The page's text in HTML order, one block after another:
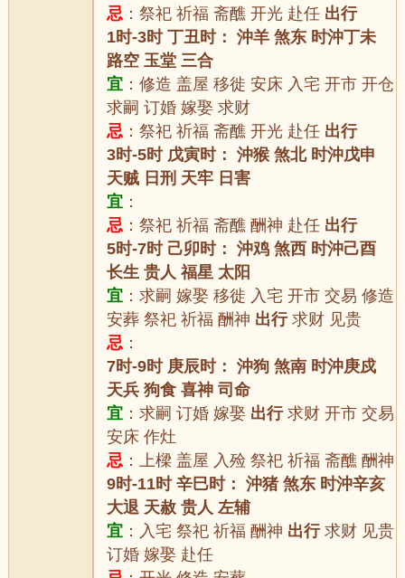
忌 ：祭祀 祈福 斋醮 开光 赴任 出行
1时-3时 丁丑时： 沖羊 煞东 时沖丁未
路空 玉堂 三合
宜 ：修造 盖屋 移徙 安床 入宅 开市 开仓
求嗣 订婚 嫁娶 求财
忌 ：祭祀 祈福 斋醮 开光 赴任 出行
3时-5时 戊寅时： 沖猴 煞北 时沖戊申
天贼 日刑 天牢 日害
宜 ：
忌 ：祭祀 祈福 斋醮 酬神 赴任 出行
5时-7时 己卯时： 沖鸡 煞西 时沖己酉
长生 贵人 福星 太阳
宜 ：求嗣 嫁娶 移徙 入宅 开市 交易 修造
安葬 祭祀 祈福 酬神 出行求财 见贵
忌 ：
7时-9时 庚辰时： 沖狗 煞南 时沖庚戍
天兵 狗食 喜神 司命
宜 ：求嗣 订婚 嫁娶 出行求财 开市 交易
安床 作灶
忌 ：上樑 盖屋 入殓 祭祀 祈福 斋醮 酬神
9时-11时 辛巳时： 沖猪 煞东 时沖辛亥
大退 天赦 贵人 左辅
宜 ：入宅 祭祀 祈福 酬神 出行求财 见贵
订婚 嫁娶 赴任